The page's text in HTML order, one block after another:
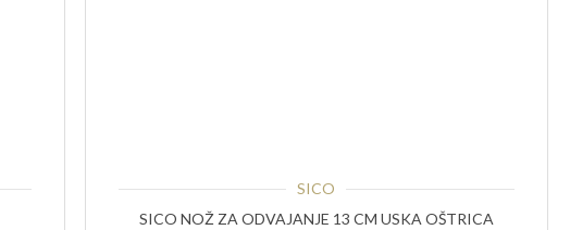
SICO
SICO NOŽ ZA ODVAJANJE 13 CM USKA OŠTRICA